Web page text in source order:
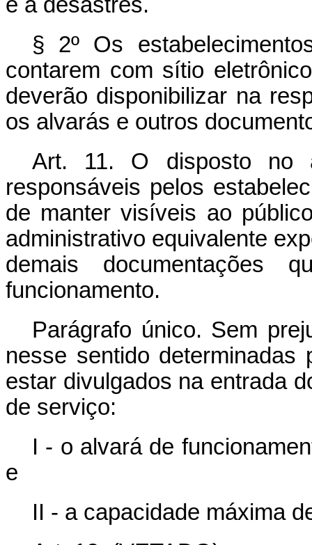
§ 2º Os
contarem com sítio
deverão disponibilizar na
os alvarás e outros
Art. 11. O disposto no
responsáveis pelos
de manter visíveis ao
administrativo equivalente
demais
funcionamento.
Parágrafo único. Sem
nesse sentido determinadas
estar divulgados na entrada
de serviço:
I - o alvará de
e
II - a capacidade máxima